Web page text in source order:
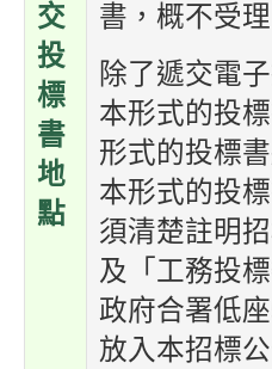
交
投
標
書
地
點
書，概不受理
除了遞交電
本形式的投
形式的投標
本形式的投
須清楚註明
及「工務投
政府合署低
放入本招標